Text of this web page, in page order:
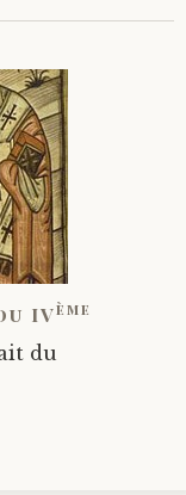
IVème
du